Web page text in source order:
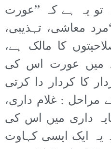
یہ ہے کہ ’’عورت
معاشی، تہذیبی،
کا مالک ہے،
میں عورت اس کی
کا کردار دا کرتی
مراحل : غلام داری،
داری میں اس کی
ایک ایسی کہاوت